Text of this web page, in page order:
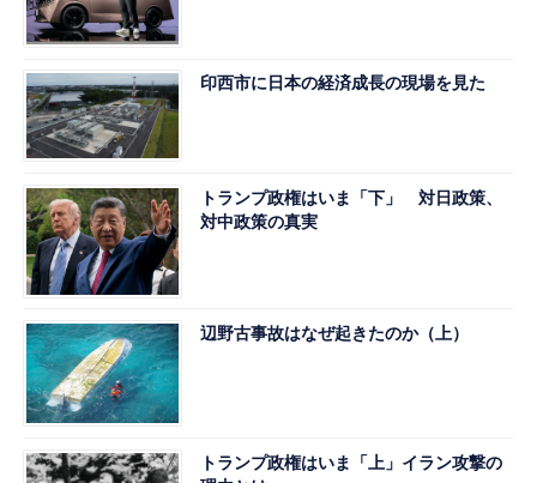
印西市に日本の経済成長の現場を見た
トランプ政権はいま「下」 対日政策、
対中政策の真実
辺野古事故はなぜ起きたのか（上）
トランプ政権はいま「上」イラン攻撃の